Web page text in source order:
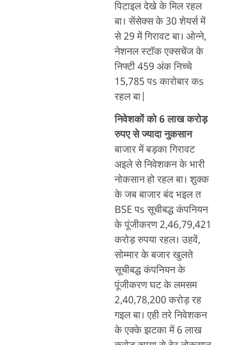
पिटाइल देखे के मिल रहल
बा। सेंसेक्स के 30 शेयर्स में
से 29 में गिरावट बा। ओन्ने,
नेशनल स्टॉक एक्सचेंज के
निफ्टी 459 अंक निच्चे
15,785 पs कारोबार कs
रहल बा|
निवेशकों को 6 लाख करोड़
रुपए से ज्यादा नुकसान
बाजार में बड़का गिरावट
अइले से निवेशकन के भारी
नोकसान हो रहल बा। शुक्क
के जब बाजार बंद भइल त
BSE पs सूचीबद्ध कंपनियन
के पूंजीकरण 2,46,79,421
करोड़ रुपया रहल। उहवें,
सोम्मार के बजार खुलते
सूचीबद्ध कंपनियन के
पूंजीकरण घट के लमसम
2,40,78,200 करोड़ रह
गइल बा। एही तरे निवेशकन
के एक्के झटका में 6 लाख